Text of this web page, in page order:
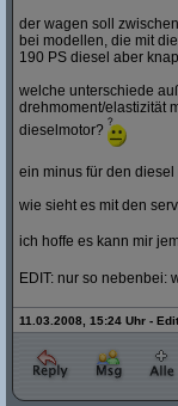
der wagen soll
bei modellen, die mit
190 PS diesel aber
welche unterschiede
drehmoment/elastizität
dieselmotor?
ein minus für den
wie sieht es mit den
ich hoffe es kann mir
EDIT: nur so nebenbei:
11.03.2008, 15:24 Uhr -